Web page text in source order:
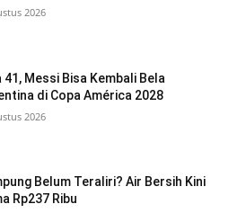
2026
41, Messi Bisa Kembali Bela
di Copa América 2028
2026
Belum Teraliri? Air Bersih Kini
Rp237 Ribu